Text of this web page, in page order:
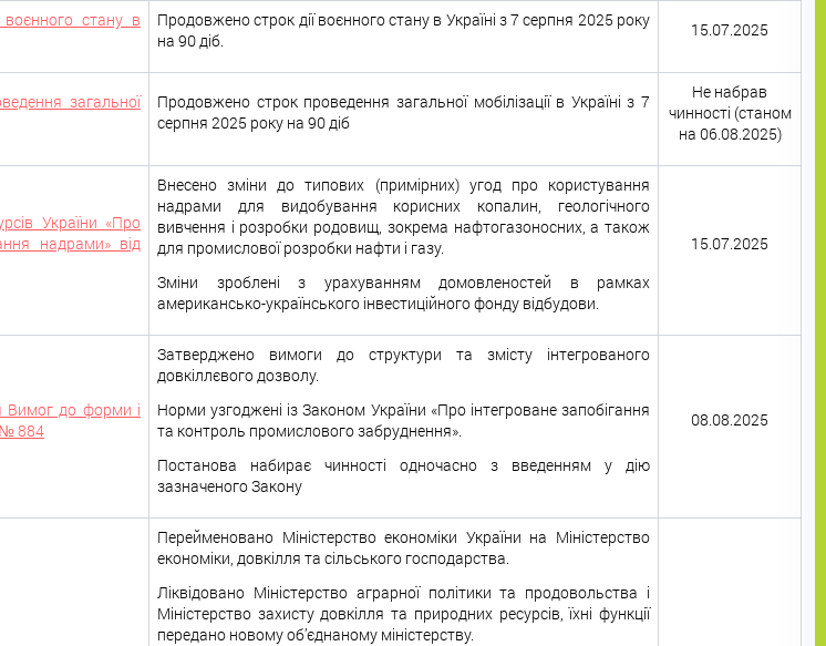
стану в
Продовжено строк дії воєнного стану в Україні з 7 серпня 2025 року
на 90 діб.
15.07.2025
загальної
Продовжено строк проведення загальної мобілізації в Україні з 7
серпня 2025 року на 90 діб
Не набрав
чинності (станом
на 06.08.2025)
України «Про
надрами» від
Внесено зміни до типових (примірних) угод про користування
надрами для видобування корисних копалин, геологічного
вивчення і розробки родовищ, зокрема нафтогазоносних, а також
для промислової розробки нафти і газу.
Зміни зроблені з урахуванням домовленостей в рамках
американсько-українського інвестиційного фонду відбудови.
15.07.2025
Вимог до форми і
№ 884
Затверджено вимоги до структури та змісту інтегрованого
довкіллєвого дозволу.
Норми узгоджені із Законом України «Про інтегроване запобігання
та контроль промислового забруднення».
Постанова набирає чинності одночасно з введенням у дію
зазначеного Закону
08.08.2025
Перейменовано Міністерство економіки України на Міністерство
економіки, довкілля та сільського господарства.
Ліквідовано Міністерство аграрної політики та продовольства і
Міністерство захисту довкілля та природних ресурсів, їхні функції
передано новому об’єднаному міністерству.